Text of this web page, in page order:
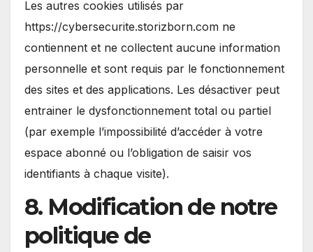
Les autres cookies utilisés par
https://cybersecurite.storizborn.com ne
contiennent et ne collectent aucune information
personnelle et sont requis par le fonctionnement
des sites et des applications. Les désactiver peut
entrainer le dysfonctionnement total ou partiel
(par exemple l’impossibilité d’accéder à votre
espace abonné ou l’obligation de saisir vos
identifiants à chaque visite).
8. Modification de notre
politique de